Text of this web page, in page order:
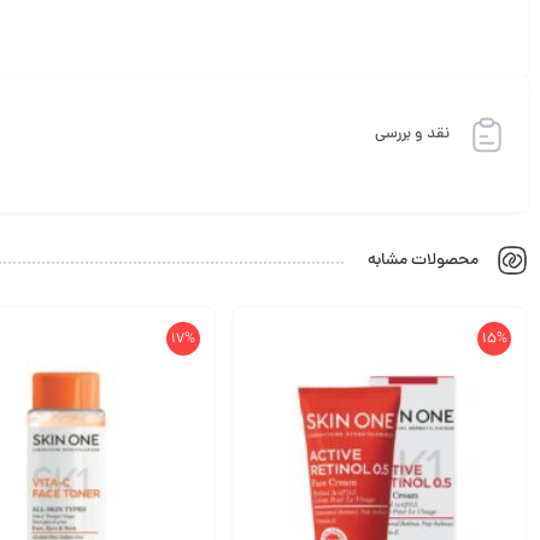
نقد و بررسی
محصولات مشابه
15%
17%